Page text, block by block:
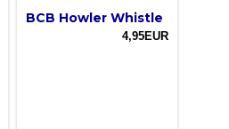
BCB Howler Whistle
4,95EUR